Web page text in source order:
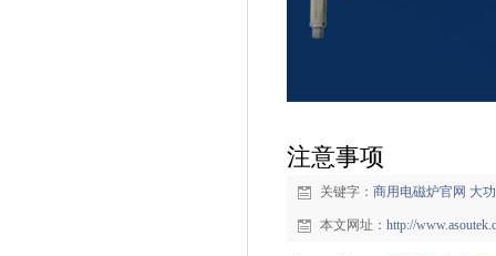
注意事项
关键字： 商用电磁炉官网 大
本文网址： http://